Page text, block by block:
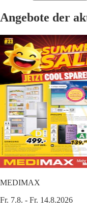
Angebote der
MEDIMAX
Fr. 7.8. - Fr. 14.8.2026